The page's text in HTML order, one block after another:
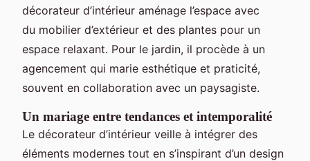
décorateur d’intérieur aménage l’espace avec
du mobilier d’extérieur et des plantes pour un
espace relaxant. Pour le jardin, il procède à un
agencement qui marie esthétique et praticité,
souvent en collaboration avec un paysagiste.
Un mariage entre tendances et intemporalité
Le décorateur d’intérieur veille à intégrer des
éléments modernes tout en s’inspirant d’un design